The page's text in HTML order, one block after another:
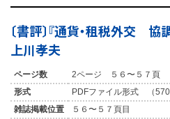
〔書評〕『通貨・租税外交
上川孝夫
ページ数
2ページ ５６〜５７頁
形式
PDFファイル形式 （
雑誌掲載位置
５６〜５７頁目